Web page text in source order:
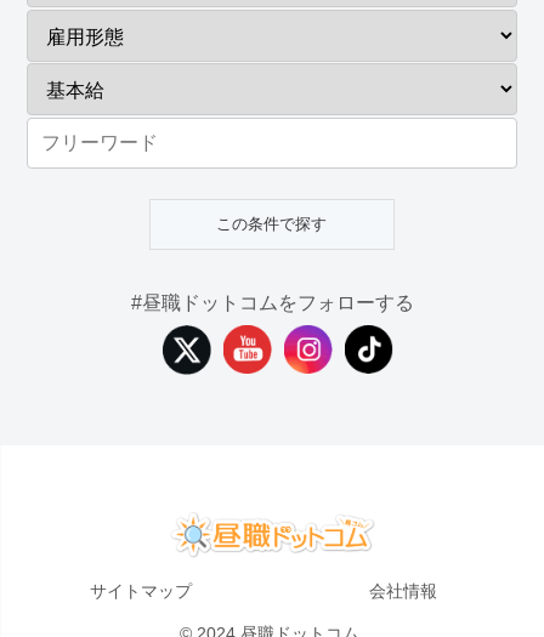
#昼職ドットコムをフォローする
サイトマップ 会社情報